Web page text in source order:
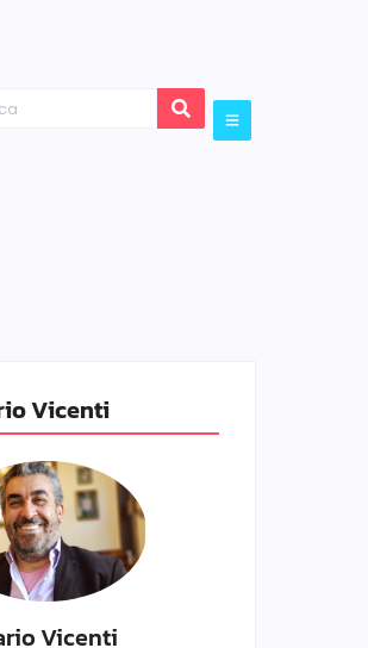
Vicenti
Vicenti